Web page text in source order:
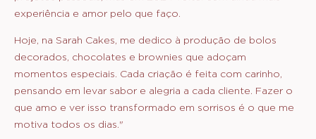
experiência e amor pelo que faço.
Hoje, na Sarah Cakes, me dedico à produção de bolos
decorados, chocolates e brownies que adoçam
momentos especiais. Cada criação é feita com carinho,
pensando em levar sabor e alegria a cada cliente. Fazer o
que amo e ver isso transformado em sorrisos é o que me
motiva todos os dias."